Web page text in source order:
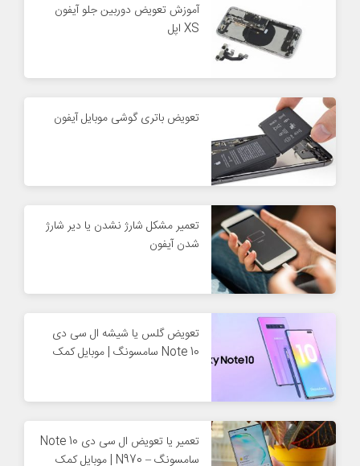
آموزش تعویض دوربین جلو آیفون
XS اپل
تعویض باتری گوشی موبایل آیفون
تعمیر مشکل شارژ نشدن یا دیر شارژ
شدن آیفون
تعویض گلس یا شیشه ال سی دی
Note 10 سامسونگ | موبایل کمک
تعمیر یا تعویض ال سی دی Note 10
سامسونگ – N970 | موبایل کمک